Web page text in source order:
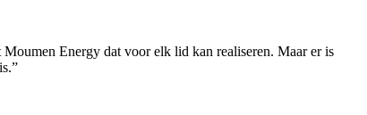
Energy dat voor elk lid kan realiseren. Maar er is